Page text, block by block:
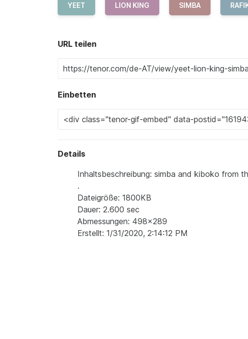
YEET LION KING SIMBA
URL teilen
Einbetten
Details
Inhaltsbeschreibung: simba and kiboko from
.
Dateigröße: 1800KB
Dauer: 2.600 sec
Abmessungen: 498x289
Erstellt: 1/31/2020, 2:14:12 PM